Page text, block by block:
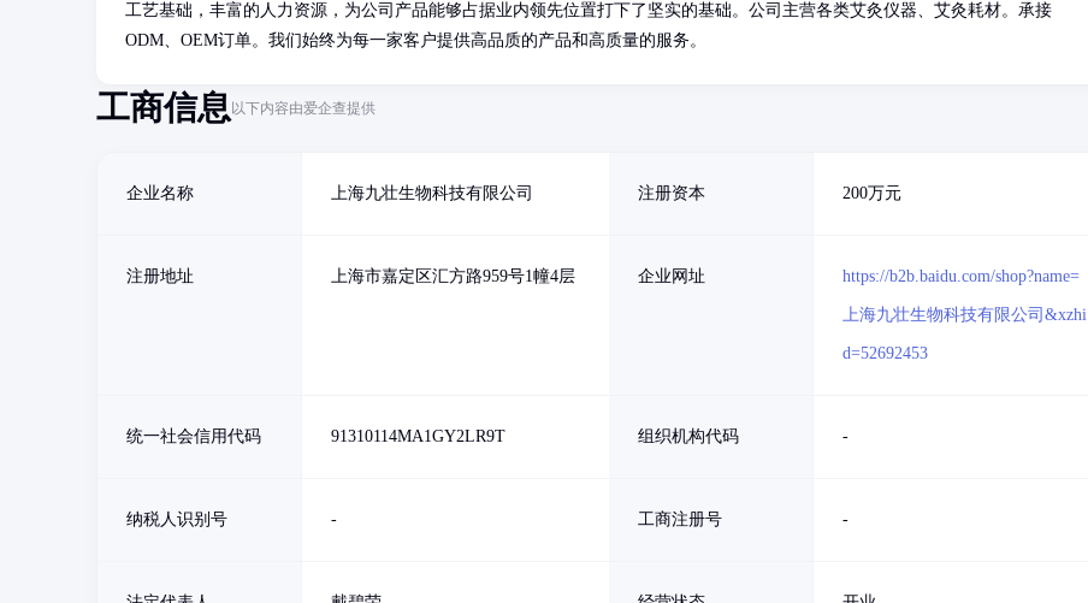
工艺基础，丰富的人力资源，为公司产品能够占据业内领先位置打下了坚实的基础。公司主营各类艾灸仪器、艾灸耗材。承接
ODM、OEM订单。我们始终为每一家客户提供高品质的产品和高质量的服务。
工商信息以下内容由爱企查提供
企业名称 上海九壮生物科技有限公司 注册资本 200万元
注册地址 上海市嘉定区汇方路959号1幢4层 企业网址 https://b2b.baidu.com/shop?name=
上海九壮生物科技有限公司&xzhi
d=52692453
统一社会信用代码 91310114MA1GY2LR9T 组织机构代码 -
纳税人识别号 - 工商注册号 -